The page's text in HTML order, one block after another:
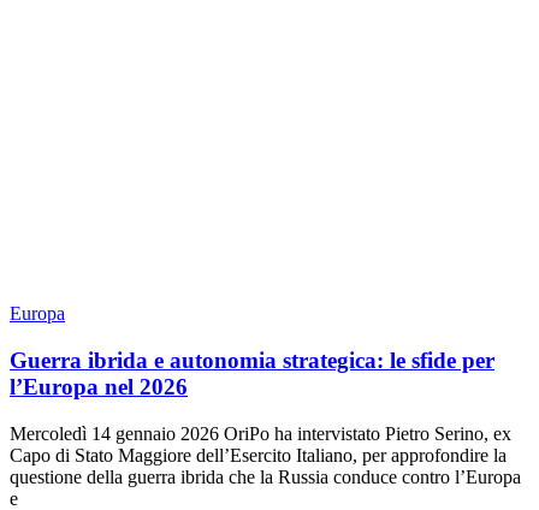
Europa
Guerra ibrida e autonomia strategica: le sfide per
l’Europa nel 2026
Mercoledì 14 gennaio 2026 OriPo ha intervistato Pietro Serino, ex
Capo di Stato Maggiore dell’Esercito Italiano, per approfondire la
questione della guerra ibrida che la Russia conduce contro l’Europa
e